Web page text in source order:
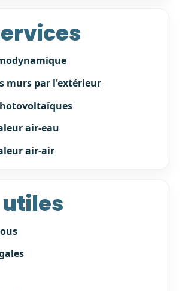
murs par l'extérieur
air-eau
air-air
utiles